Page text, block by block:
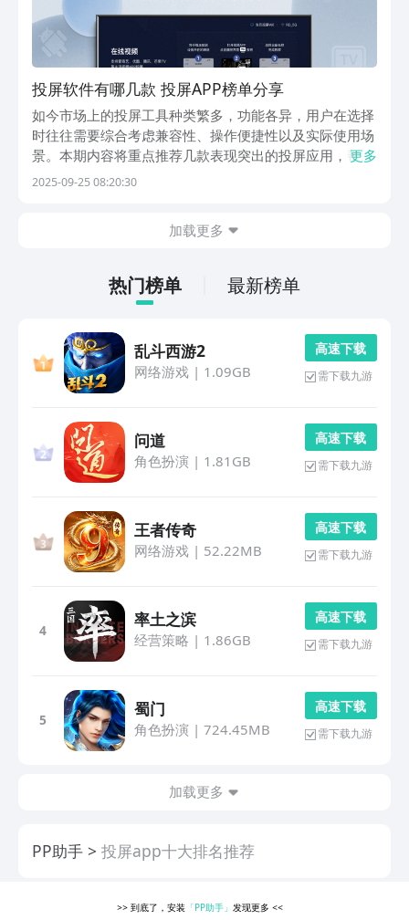
投屏软件有哪几款 投屏APP榜单分享
如今市场上的投屏工具种类繁多，功能各异，用户在选择
时往往需要综合考虑兼容性、操作便捷性以及实际使用场
景。本期内容将重点推荐几款表现突出的投屏应用，帮助
大家更高效地实现设备间的画面共享，提升观影、演示或
更多
2025-09-25 08:20:30
加载更多
热门榜单 最新榜单
乱斗西游2
网络游戏| 1.09GB
高 速 下 载
需下载九游
问道
角色扮演 | 1.81GB
高 速 下 载
需下载九游
王者传奇
网络游戏| 52.22MB
高 速 下 载
需下载九游
4
率土之滨
经营策略 | 1.86GB
高 速 下 载
需下载九游
5
蜀门
角色扮演 | 724.45MB
高 速 下 载
需下载九游
加载更多
PP助手 投屏app十大排名推荐
>> 到底了，安装 「PP助手」 发现更多<<